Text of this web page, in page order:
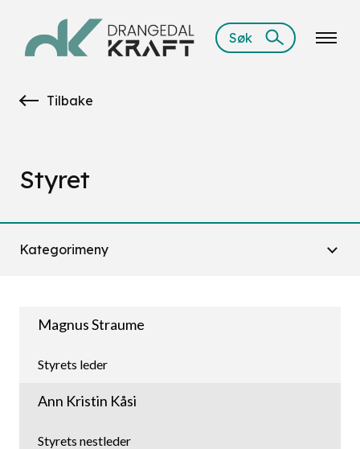
Søk
Tilbake
Styret
Kategorimeny
Magnus Straume
Styrets leder
Ann Kristin Kåsi
Styrets nestleder